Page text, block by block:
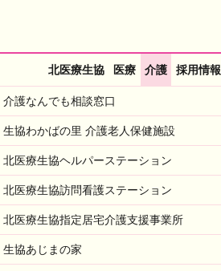
北医療生協 医療 介護 採用情報
介護なんでも相談窓口
生協わかばの里 介護老人保健施設
北医療生協ヘルパーステーション
北医療生協訪問看護ステーション
北医療生協指定居宅介護支援事業所
生協あじまの家